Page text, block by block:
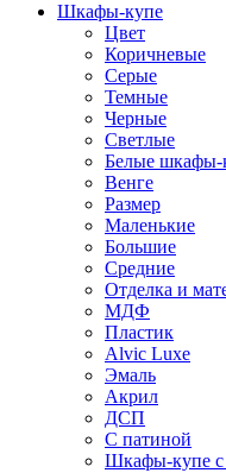
Шкафы-купе
Цвет
Коричневые
Серые
Темные
Черные
Светлые
Белые шкафы-
Венге
Размер
Маленькие
Большие
Средние
Отделка и
МДФ
Пластик
Alvic Luxe
Эмаль
Акрил
ДСП
С патиной
Шкафы-купе с